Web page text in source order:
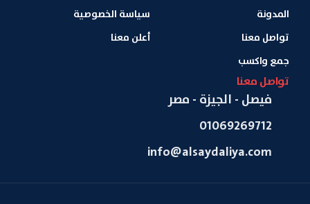
المدونة
تواصل معنا
جمع واكسب
سياسة الخصوصية
أعلن معنا
تواصل معنا
فيصل - الجيزة - مصر
01069269712
info@alsaydaliya.com